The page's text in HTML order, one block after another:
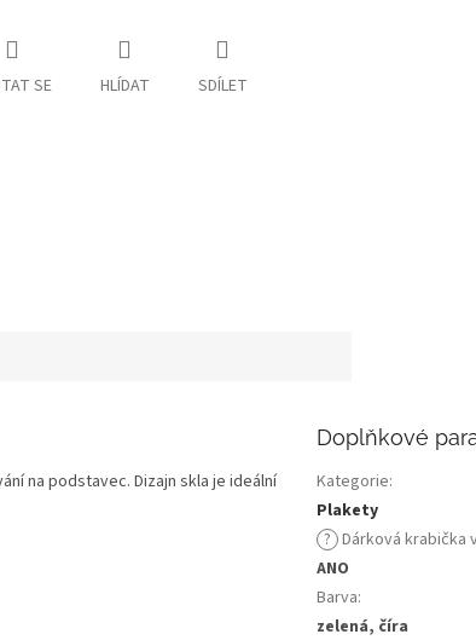
SE HLÍDAT SDÍLET
na podstavec. Dizajn skla je ideální
Doplňkové
Kategorie:
Plakety
? Dárková krabička
ANO
Barva:
zelená, číra